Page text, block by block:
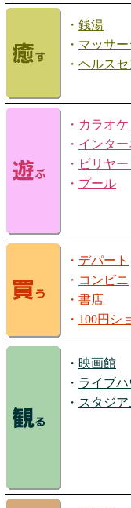
・ 銭湯
・ マッサー
・ ヘルス
・ カラオケ
・ インタ
・ ビリヤー
・ プール
・ デパート
・ コンビニ
・ 書店
・ 100円シ
・ 映画館
・ ライブハ
・ スタジア